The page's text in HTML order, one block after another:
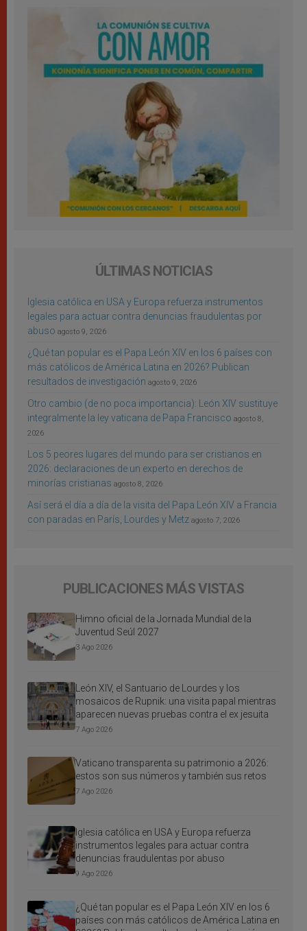
ÚLTIMAS NOTICIAS
Iglesia católica en USA y Europa refuerza instrumentos
legales para actuar contra denuncias fraudulentas por
abuso agosto 9, 2026
¿Qué tan popular es el Papa León XIV en los 6 países con
más católicos de América Latina en 2026? Publican
resultados de investigación agosto 9, 2026
Otro cambio (de no poca importancia): León XIV sustituye
integralmente la ley vaticana de Papa Francisco agosto 8,
2026
Los 5 peores lugares del mundo para ser cristianos en
2026: declaraciones de un experto en derechos de
minorías cristianas agosto 8, 2026
Así será el día a día de la visita del Papa León XIV a Francia
con paradas en París, Lourdes y Metz agosto 7, 2026
PUBLICACIONES MÁS VISTAS
Himno oficial de la Jornada Mundial de la
Juventud Seúl 2027
3 Ago 2026
León XIV, el Santuario de Lourdes y los
mosaicos de Rupnik: una visita papal mientras
aparecen nuevas pruebas contra el ex jesuita
7 Ago 2026
Vaticano transparenta su patrimonio a 2026:
estos son sus números y también sus retos
7 Ago 2026
Iglesia católica en USA y Europa refuerza
instrumentos legales para actuar contra
denuncias fraudulentas por abuso
9 Ago 2026
¿Qué tan popular es el Papa León XIV en los 6
países con más católicos de América Latina en